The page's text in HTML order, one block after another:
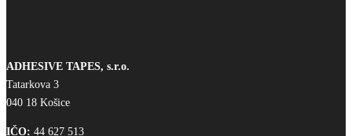
ADHESIVE TAPES, s.r.o.
Tatarkova 3
040 18 Košice
IČO: 44 627 513